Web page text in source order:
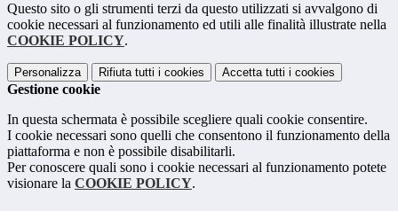
Questo sito o gli strumenti terzi da questo utilizzati si avvalgono di
cookie necessari al funzionamento ed utili alle finalità illustrate nella
COOKIE POLICY.
Personalizza Rifiuta tutti i cookies Accetta tutti i cookies
Gestione cookie
In questa schermata è possibile scegliere quali cookie consentire.
I cookie necessari sono quelli che consentono il funzionamento della
piattaforma e non è possibile disabilitarli.
Per conoscere quali sono i cookie necessari al funzionamento potete
visionare la COOKIE POLICY.